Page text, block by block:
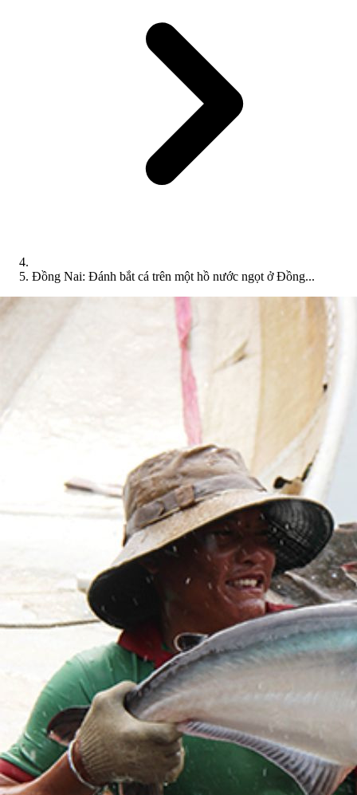
Đồng Nai: Đánh bắt cá trên một hồ nước ngọt ở Đồng...